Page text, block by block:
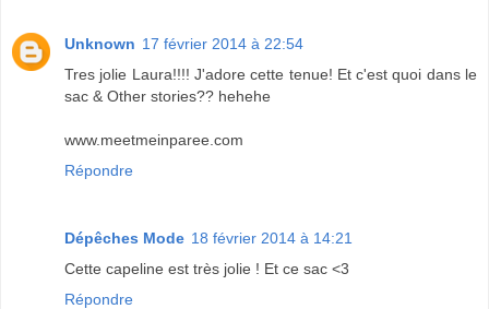
Unknown 17 février 2014 à 22:54
Tres jolie Laura!!!! J'adore cette tenue! Et c'est quoi dans le
sac & Other stories?? hehehe
www.meetmeinparee.com
Répondre
Dépêches Mode 18 février 2014 à 14:21
Cette capeline est très jolie ! Et ce sac <3
Répondre